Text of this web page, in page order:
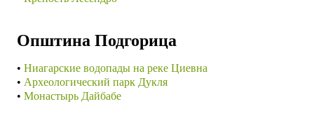
Општина Подгорица
• Ниагарские водопады на реке Циевна
• Археологический парк Дукля
• Монастырь Дайбабе